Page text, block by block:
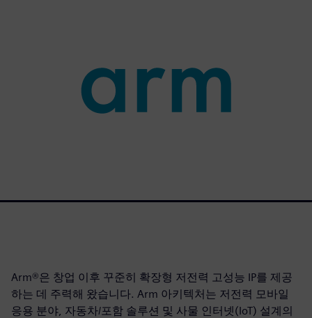
Arm®은 창업 이후 꾸준히 확장형 저전력 고성능 IP를 제공
하는 데 주력해 왔습니다. Arm 아키텍처는 저전력 모바일
응용 분야, 자동차/포함 솔루션 및 사물 인터넷(IoT) 설계의